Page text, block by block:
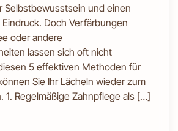
Selbstbewusstsein und einen
Doch Verfärbungen
oder andere
lassen sich oft nicht
5 effektiven Methoden für
Sie Ihr Lächeln wieder zum
1. Regelmäßige Zahnpflege als […]